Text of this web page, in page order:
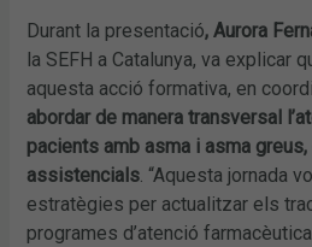
Durant la presentació, Aurora
la SEFH a Catalunya, va explicar
aquesta acció formativa, en
abordar de manera transversal
pacients amb asma i asma
assistencials. “Aquesta jornada
estratègies per actualitzar els
programes d’atenció